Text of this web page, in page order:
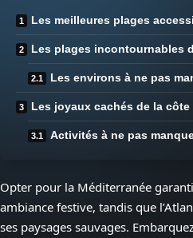
Les meilleures plages
Les plages incontournables
Les environs à ne pas
Les joyaux cachés de la
Activités à ne pas
Opter pour la Méditerranée
ambiance festive, tandis que
ses paysages sauvages.